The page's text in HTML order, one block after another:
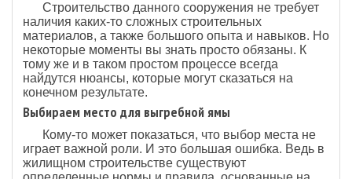
Строительство данного сооружения не требует
наличия каких-то сложных строительных
материалов, а также большого опыта и навыков. Но
некоторые моменты вы знать просто обязаны. К
тому же и в таком простом процессе всегда
найдутся нюансы, которые могут сказаться на
конечном результате.
Выбираем место для выгребной ямы
Кому-то может показаться, что выбор места не
играет важной роли. И это большая ошибка. Ведь в
жилищном строительстве существуют